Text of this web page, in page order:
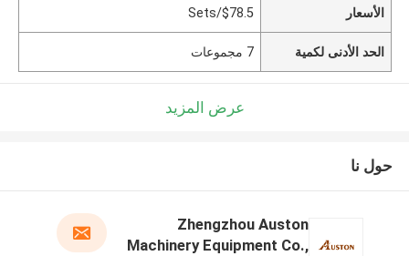
الأسعار $78.5/Sets
الحد الأدنى لكمية 7 مجموعات
عرض المزيد
حول نا
Zhengzhou Auston
Machinery Equipment Co.,